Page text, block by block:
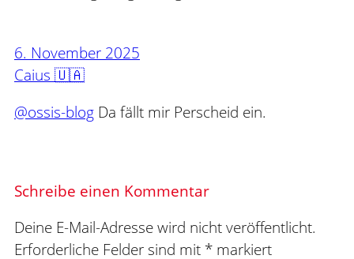
6. November 2025
Caius 🇺🇦
@ossis-blog Da fällt mir Perscheid ein.
Schreibe einen Kommentar
Deine E-Mail-Adresse wird nicht veröffentlicht.
Erforderliche Felder sind mit * markiert